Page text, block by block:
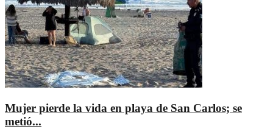
Mujer pierde la vida en playa de San Carlos; se
metió...